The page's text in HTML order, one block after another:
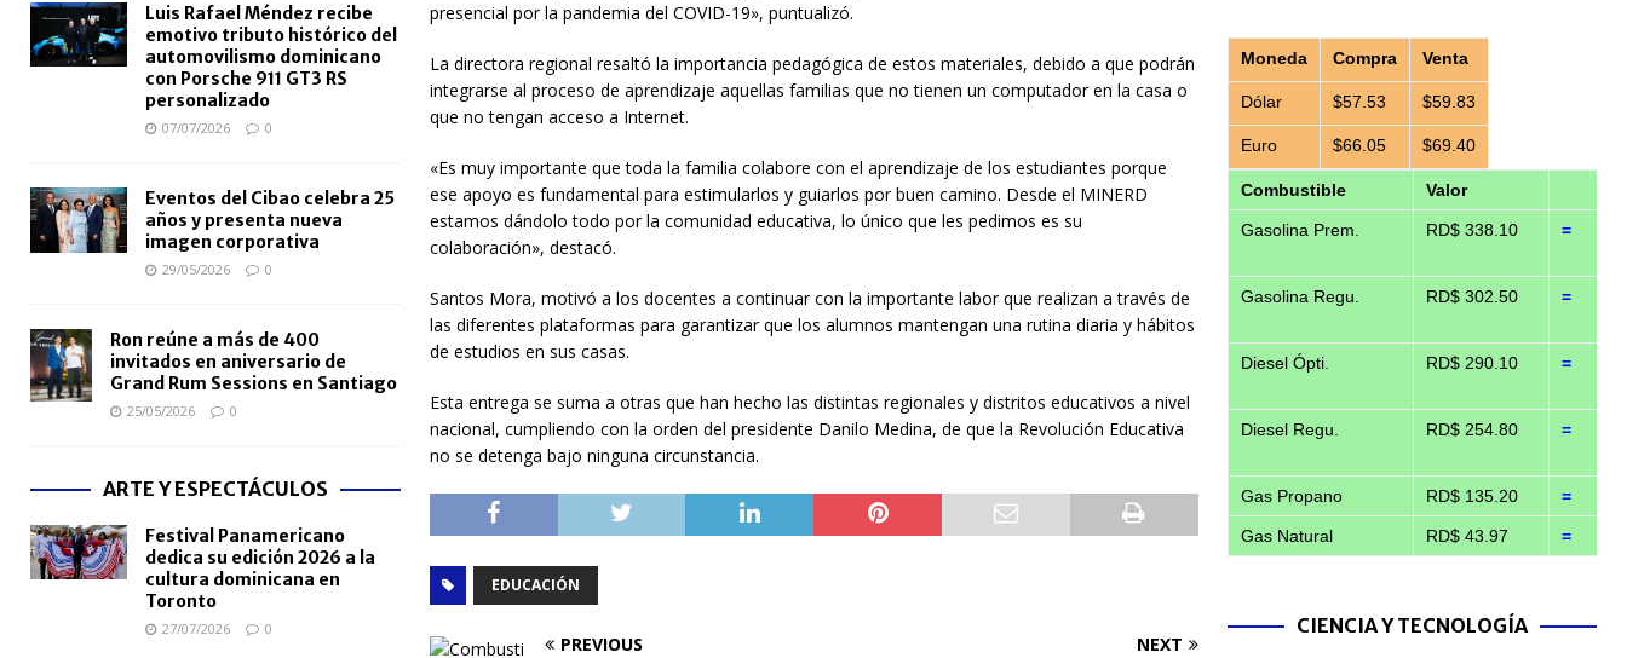
presencial por la pandemia del COVID-19», puntualizó.
La directora regional resaltó la importancia pedagógica de estos materiales, debido a que podrán
integrarse al proceso de aprendizaje aquellas familias que no tienen un computador en la casa o
que no tengan acceso a Internet.
«Es muy importante que toda la familia colabore con el aprendizaje de los estudiantes porque
ese apoyo es fundamental para estimularlos y guiarlos por buen camino. Desde el MINERD
estamos dándolo todo por la comunidad educativa, lo único que les pedimos es su
colaboración», destacó.
Santos Mora, motivó a los docentes a continuar con la importante labor que realizan a través de
las diferentes plataformas para garantizar que los alumnos mantengan una rutina diaria y hábitos
de estudios en sus casas.
Esta entrega se suma a otras que han hecho las distintas regionales y distritos educativos a nivel
nacional, cumpliendo con la orden del presidente Danilo Medina, de que la Revolución Educativa
no se detenga bajo ninguna circunstancia.
EDUCACIÓN
PREVIOUS NEXT
Luis Rafael Méndez recibe
emotivo tributo histórico del
automovilismo dominicano
con Porsche 911 GT3 RS
personalizado
07/07/2026 0
Eventos del Cibao celebra 25
años y presenta nueva
imagen corporativa
29/05/2026 0
Ron reúne a más de 400
invitados en aniversario de
Grand Rum Sessions en Santiago
25/05/2026 0
ARTE Y ESPECTÁCULOS
Festival Panamericano
dedica su edición 2026 a la
cultura dominicana en
Toronto
27/07/2026 0
Moneda Compra Venta
Dólar $57.53 $59.83
Euro $66.05 $69.40
Combustible Valor
Gasolina Prem. RD$ 338.10 =
Gasolina Regu. RD$ 302.50 =
Diesel Ópti. RD$ 290.10 =
Diesel Regu. RD$ 254.80 =
Gas Propano RD$ 135.20 =
Gas Natural RD$ 43.97 =
CIENCIA Y TECNOLOGÍA